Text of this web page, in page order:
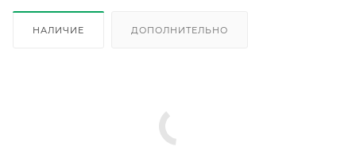
НАЛИЧИЕ ДОПОЛНИТЕЛЬНО